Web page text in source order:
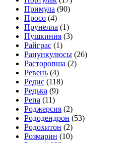
Примула (90)
Просо (4)
Прунелла (1)
Пушкиния (3)
Райграс (1)
Ранункулюсы (26)
Расторопша (2)
Ревень (4)
Редис (118)
Редька (9)
Репа (11)
Роджерсия (2)
Рододендрон (53)
Родохитон (2)
Розмарин (10)